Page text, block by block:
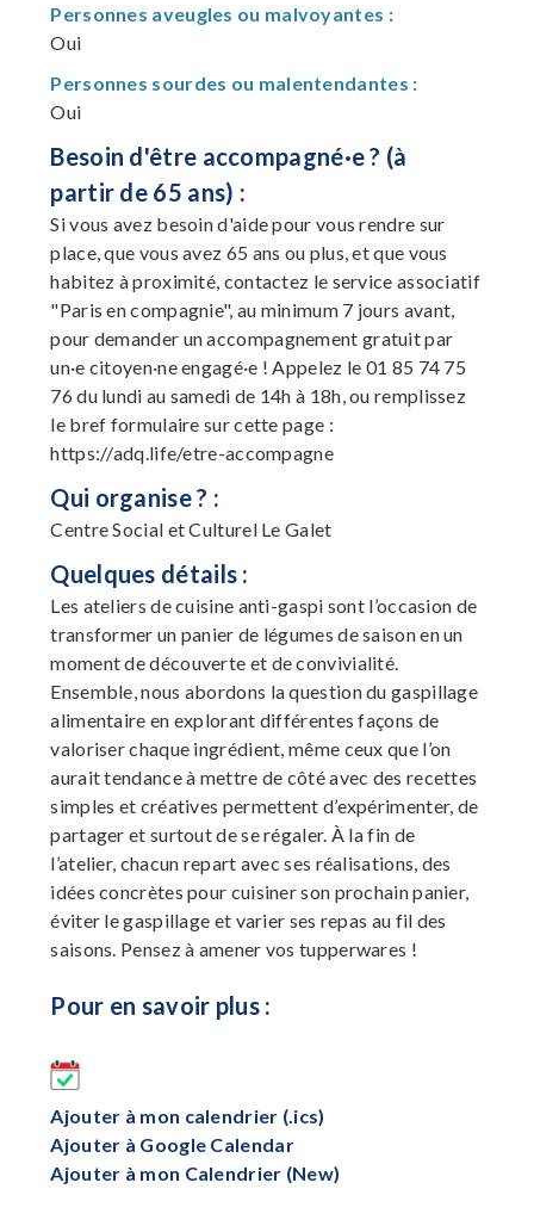
Personnes aveugles ou malvoyantes :
Oui
Personnes sourdes ou malentendantes :
Oui
Besoin d'être accompagné·e ? (à
partir de 65 ans) :
Si vous avez besoin d'aide pour vous rendre sur
place, que vous avez 65 ans ou plus, et que vous
habitez à proximité, contactez le service associatif
"Paris en compagnie", au minimum 7 jours avant,
pour demander un accompagnement gratuit par
un·e citoyen·ne engagé·e ! Appelez le 01 85 74 75
76 du lundi au samedi de 14h à 18h, ou remplissez
le bref formulaire sur cette page :
https://adq.life/etre-accompagne
Qui organise ? :
Centre Social et Culturel Le Galet
Quelques détails :
Les ateliers de cuisine anti-gaspi sont l’occasion de
transformer un panier de légumes de saison en un
moment de découverte et de convivialité.
Ensemble, nous abordons la question du gaspillage
alimentaire en explorant différentes façons de
valoriser chaque ingrédient, même ceux que l’on
aurait tendance à mettre de côté avec des recettes
simples et créatives permettent d’expérimenter, de
partager et surtout de se régaler. À la fin de
l’atelier, chacun repart avec ses réalisations, des
idées concrètes pour cuisiner son prochain panier,
éviter le gaspillage et varier ses repas au fil des
saisons. Pensez à amener vos tupperwares !
Pour en savoir plus :
Ajouter à mon calendrier (.ics)
Ajouter à Google Calendar
Ajouter à mon Calendrier (New)